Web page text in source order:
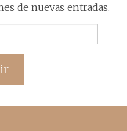
de nuevas entradas.